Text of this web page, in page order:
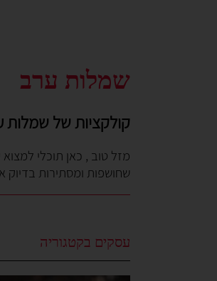
שמלות ערב
קולקציות של שמלות
מזל טוב , כאן תוכלי
שחושפות ומסתירות
עסקים בקטגוריה